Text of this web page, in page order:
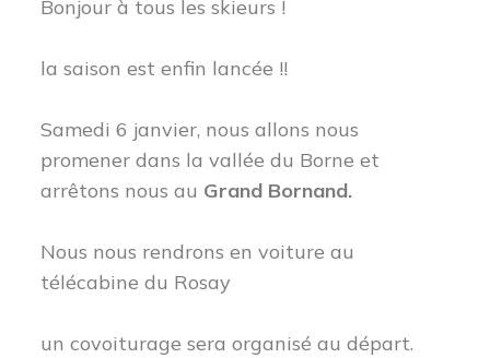
Bonjour à tous les skieurs !
la saison est enfin lancée !!
Samedi 6 janvier, nous allons nous
promener dans la vallée du Borne et
arrêtons nous au Grand Bornand.
Nous nous rendrons en voiture au
télécabine du Rosay
un covoiturage sera organisé au départ.